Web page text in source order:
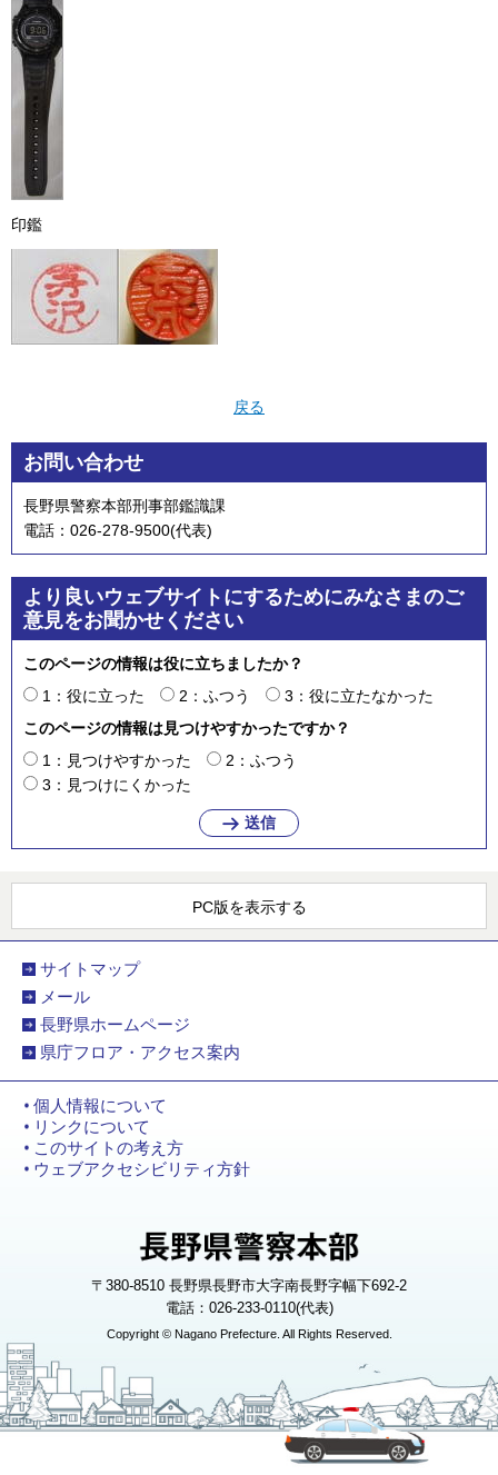
印鑑
戻る
お問い合わせ
長野県警察本部刑事部鑑識課
電話：026-278-9500(代表)
より良いウェブサイトにするためにみなさまのご
意見をお聞かせください
このページの情報は役に立ちましたか？
1：役に立った
2：ふつう
3：役に立たなかった
このページの情報は見つけやすかったですか？
1：見つけやすかった
2：ふつう
3：見つけにくかった
PC版を表示する
サイトマップ
メール
長野県ホームページ
県庁フロア・アクセス案内
個人情報について
リンクについて
このサイトの考え方
ウェブアクセシビリティ方針
〒380-8510 長野県長野市大字南長野字幅下692-2
電話：026-233-0110(代表)
Copyright © Nagano Prefecture. All Rights Reserved.